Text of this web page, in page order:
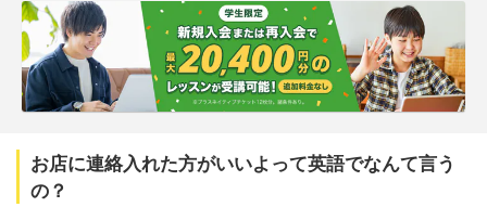
お店に連絡入れた方がいいよって英語でなんて言う
の？